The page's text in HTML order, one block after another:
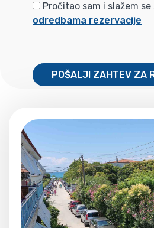
Pročitao sam i slažem se
odredbama rezervacije
POŠALJI ZAHTEV ZA